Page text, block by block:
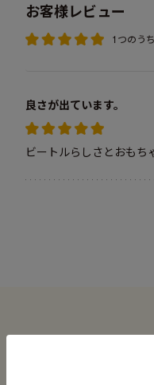
お客様レビュー
1つのう
良さが出ています。
ビートルらしさとおもち
この商